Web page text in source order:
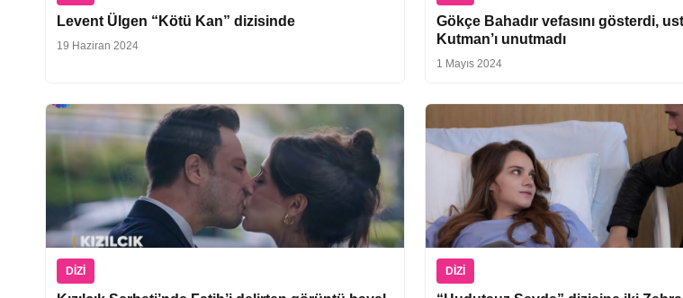
Levent Ülgen “Kötü Kan” dizisinde
19 Haziran 2024
Gökçe Bahadır vefasını gösterdi,
Kutman’ı unutmadı
1 Mayıs 2024
DIZI DIZI